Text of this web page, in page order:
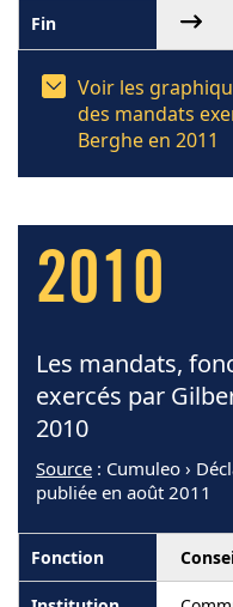
Voir les
des mandats
Berghe en 2011
2010
Les mandats,
exercés par
2010
Source : Cumuleo ›
publiée en août 2011